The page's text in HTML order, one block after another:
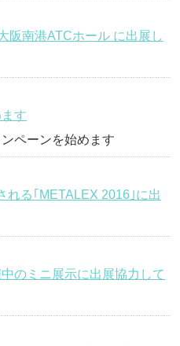
阪南港ATCホール に出展し
す
ペーンを始めます
れる｢METALEX 2016｣に出
のミニ展示に出展協力して